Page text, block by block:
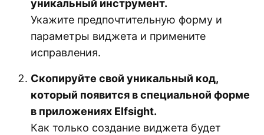
уникальный инструмент.
Укажите предпочтительную форму и
параметры виджета и примените
исправления.
Скопируйте свой уникальный код,
который появится в специальной форме
в приложениях Elfsight.
Как только создание виджета будет